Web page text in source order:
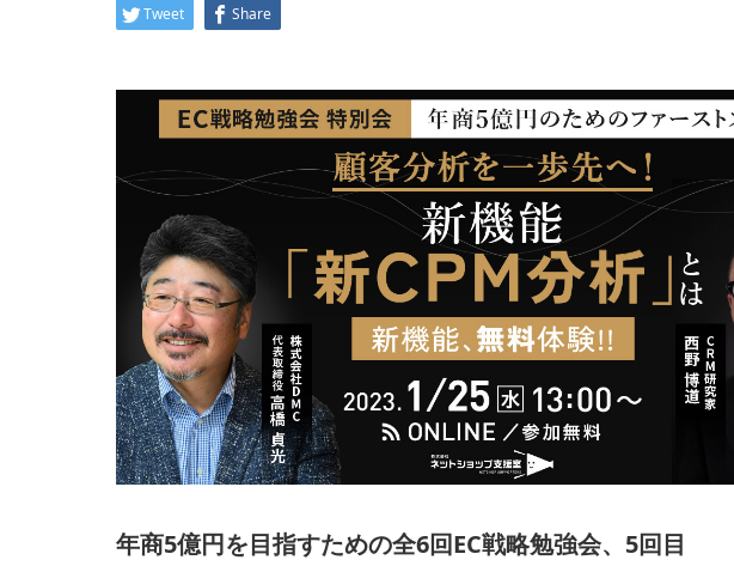
Tweet Share
年商5億円を目指すための全6回EC戦略勉強会、5回目